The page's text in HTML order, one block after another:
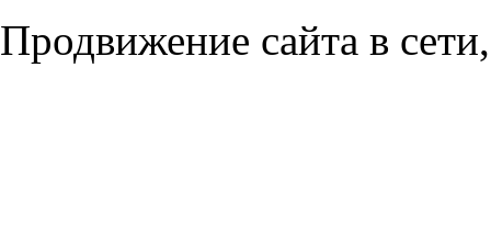
Продвижение сайта в